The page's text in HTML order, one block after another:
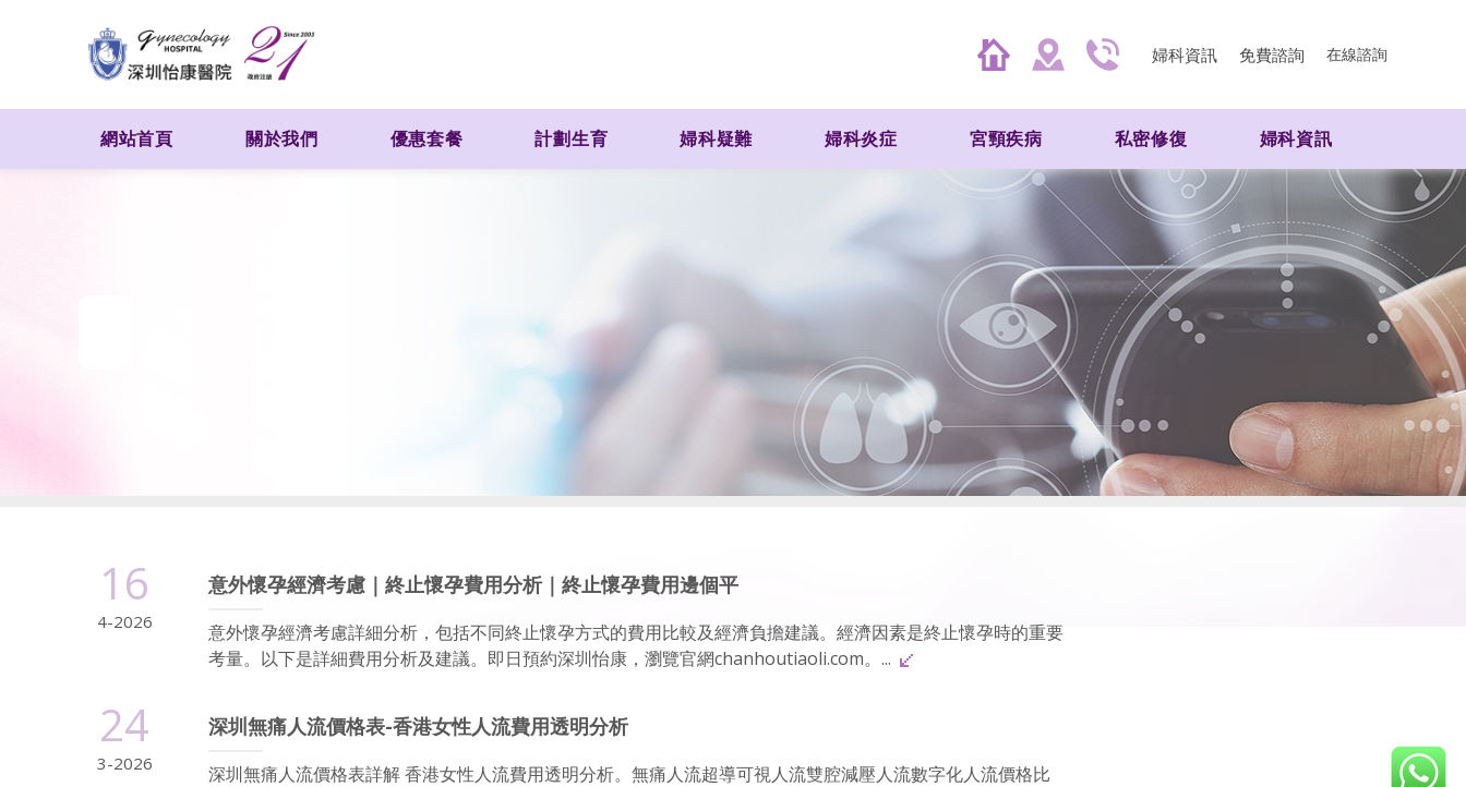
婦科資訊 免費諮詢 在線諮詢
網站首頁 關於我們 優惠套餐 計劃生育 婦科疑難 婦科炎症 宮頸疾病 私密修復 婦科資訊
16
4-2026
意外懷孕經濟考慮｜終止懷孕費用分析｜終止懷孕費用邊個平
意外懷孕經濟考慮詳細分析，包括不同終止懷孕方式的費用比較及經濟負擔建議。經濟因素是終止懷孕時的重要
考量。以下是詳細費用分析及建議。即日預約深圳怡康，瀏覽官網chanhoutiaoli.com。...
24
3-2026
深圳無痛人流價格表-香港女性人流費用透明分析
深圳無痛人流價格表詳解 香港女性人流費用透明分析。無痛人流超導可視人流雙腔減壓人流數字化人流價格比